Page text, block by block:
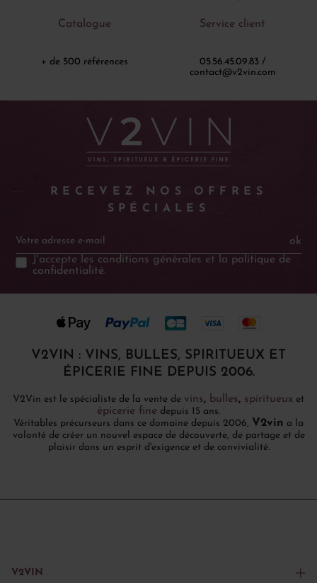
Catalogue
+ de 500 références
Service client
05.56.45.09.83 /
contact@v2vin.com
RECEVEZ NOS OFFRES
SPÉCIALES
ok
J'accepte les conditions générales et la politique de
confidentialité.
V2VIN : VINS, BULLES, SPIRITUEUX ET
ÉPICERIE FINE DEPUIS 2006.
V2Vin est le spécialiste de la vente de vins, bulles, spiritueux et
épicerie fine depuis 15 ans.
Véritables précurseurs dans ce domaine depuis 2006, V2vin a la
volonté de créer un nouvel espace de découverte, de partage et de
plaisir dans un esprit d'exigence et de convivialité.
V2VIN